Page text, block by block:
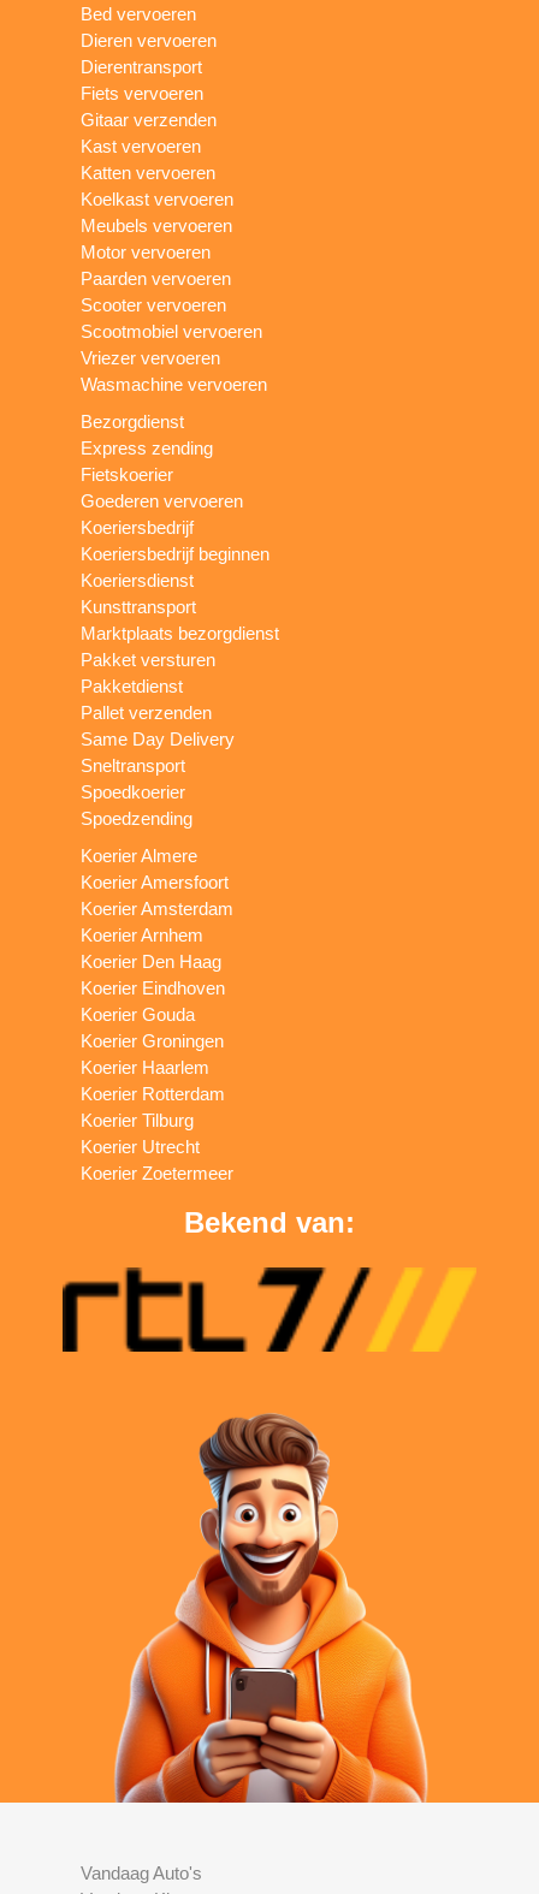
Bed vervoeren
Dieren vervoeren
Dierentransport
Fiets vervoeren
Gitaar verzenden
Kast vervoeren
Katten vervoeren
Koelkast vervoeren
Meubels vervoeren
Motor vervoeren
Paarden vervoeren
Scooter vervoeren
Scootmobiel vervoeren
Vriezer vervoeren
Wasmachine vervoeren
Bezorgdienst
Express zending
Fietskoerier
Goederen vervoeren
Koeriersbedrijf
Koeriersbedrijf beginnen
Koeriersdienst
Kunsttransport
Marktplaats bezorgdienst
Pakket versturen
Pakketdienst
Pallet verzenden
Same Day Delivery
Sneltransport
Spoedkoerier
Spoedzending
Koerier Almere
Koerier Amersfoort
Koerier Amsterdam
Koerier Arnhem
Koerier Den Haag
Koerier Eindhoven
Koerier Gouda
Koerier Groningen
Koerier Haarlem
Koerier Rotterdam
Koerier Tilburg
Koerier Utrecht
Koerier Zoetermeer
Bekend van:
Vandaag Auto's